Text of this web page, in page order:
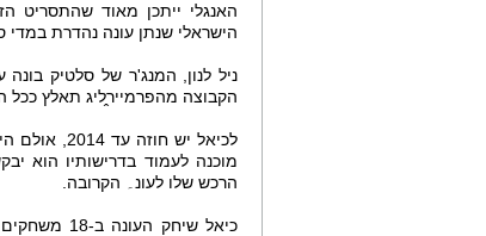
הישראלי שנתן עונה נהדרת במדי
ניל לנון, המנג'ר של סלטיק
הקבוצה מהפרמייר̭ליג תאלץ
לכיאל יש
מוכנה לעמוד בדרישותיו הוא
הרכש שלו לעונ۔ הקרובה.
כיאל